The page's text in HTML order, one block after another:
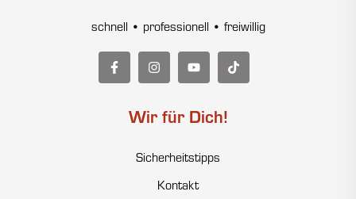
schnell • professionell • freiwillig
Wir für Dich!
Sicherheitstipps
Kontakt